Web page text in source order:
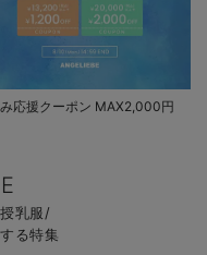
応援クーポン MAX2,000円
乳服/
る特集